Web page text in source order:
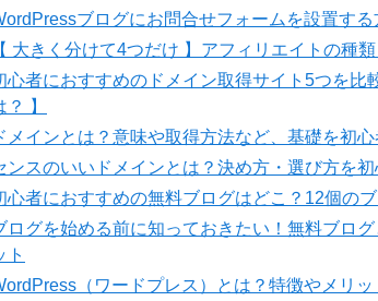
ブログにお問合せフォームを設置する
【 大きく分けて4つだけ 】アフィリエイトの種
心者におすすめのドメイン取得サイト5つを比
？ 】
メインとは？意味や取得方法など、基礎を初
ンスのいいドメインとは？決め方・選び方を
心者におすすめの無料ブログはどこ？12個の
ログを始める前に知っておきたい！無料ブロ
ト
（ワードプレス）とは？特徴やメリ